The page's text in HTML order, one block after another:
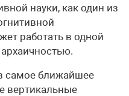
науки, как один из
работать в одной
самое ближайшее
вертикальные